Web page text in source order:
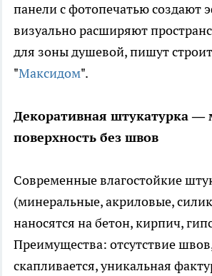
панели с фотопечатью создают
визуально расширяют
для зоны душевой, пишут
"Максидом".
Декоративная штукатурка —
поверхность без швов
Современные влагостойкие
(минеральные, акриловые,
наносятся на бетон, кирпич,
Преимущества: отсутствие
скапливается, уникальная